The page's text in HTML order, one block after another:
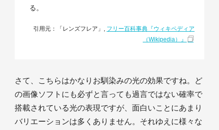
る。
引用元：「レンズフレア」, フリー百科事典『ウィキペディア
（Wikipedia）』
さて、こちらはかなりお馴染みの光の効果ですね。ど
の画像ソフトにも必ずと言っても過言ではない確率で
搭載されている光の表現ですが、面白いことにあまり
バリエーションは多くありません。それゆえに様々な